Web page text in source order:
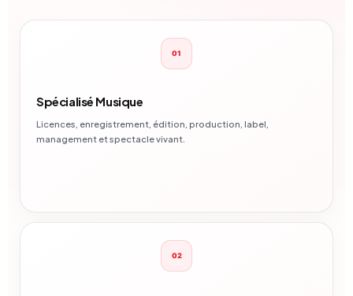
01
Spécialisé Musique
Licences, enregistrement, édition, production, label,
management et spectacle vivant.
02